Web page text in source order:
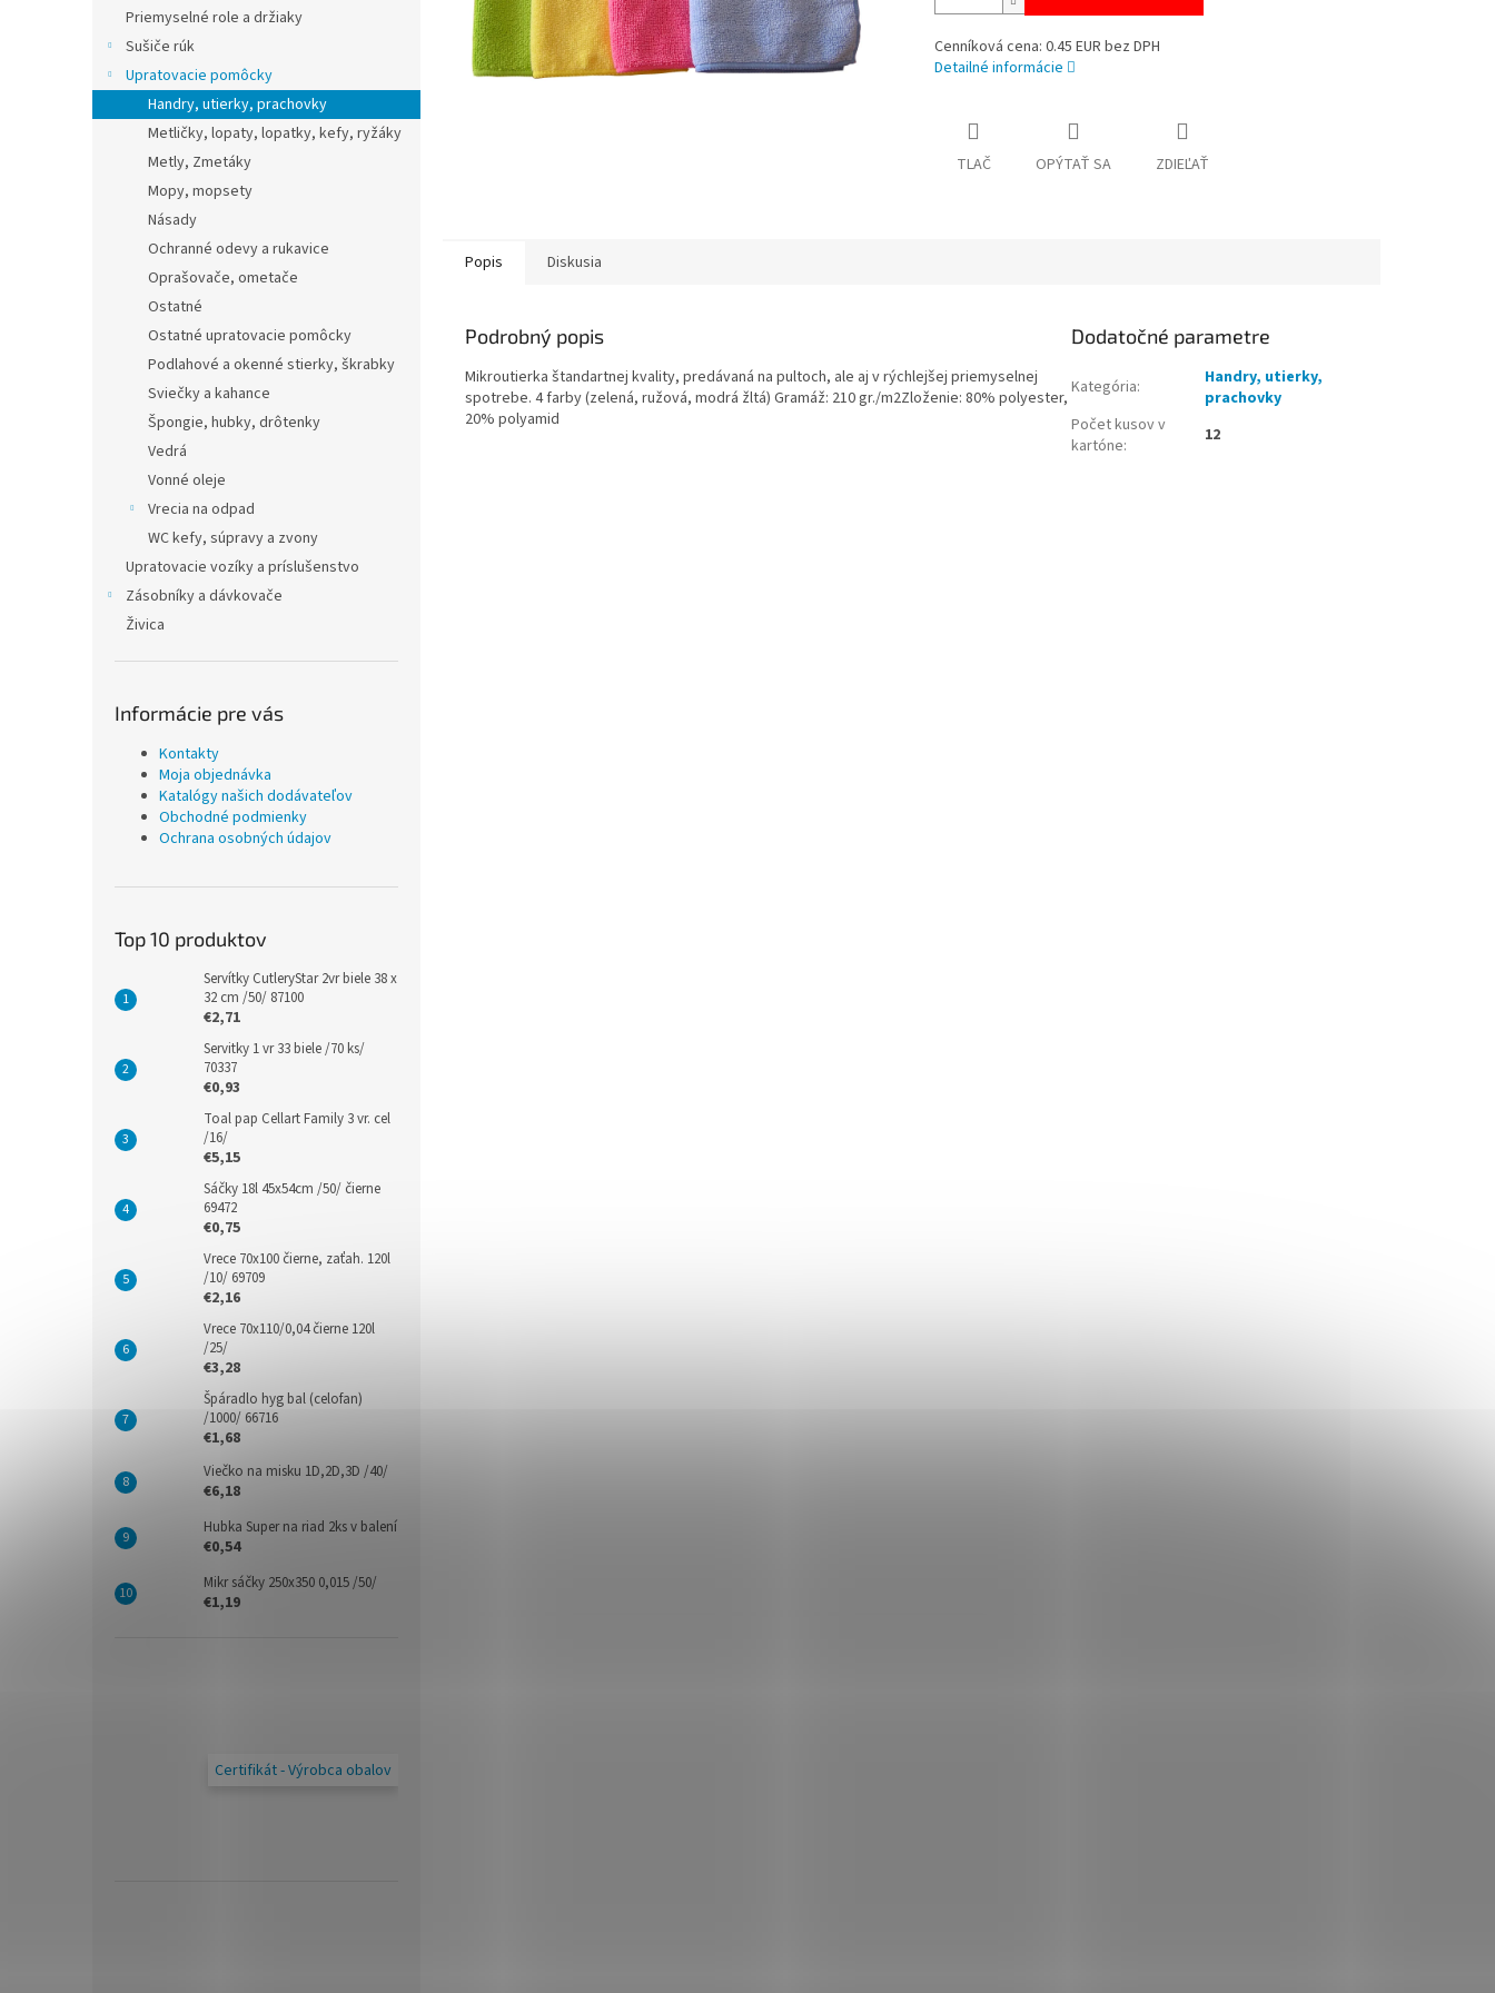
Priemyselné role a držiaky
Sušiče rúk
Upratovacie pomôcky
Handry, utierky, prachovky
Metličky, lopaty, lopatky, kefy, ryžáky
Metly, Zmetáky
Mopy, mopsety
Násady
Ochranné odevy a rukavice
Oprašovače, ometače
Ostatné
Ostatné upratovacie pomôcky
Podlahové a okenné stierky, škrabky
Sviečky a kahance
Špongie, hubky, drôtenky
Vedrá
Vonné oleje
Vrecia na odpad
WC kefy, súpravy a zvony
Upratovacie vozíky a príslušenstvo
Zásobníky a dávkovače
Živica
Informácie pre vás
Kontakty
Moja objednávka
Katalógy našich dodávateľov
Obchodné podmienky
Ochrana osobných údajov
Top 10 produktov
Servítky CutleryStar 2vr biele 38 x
32 cm /50/ 87100
€2,71
Servitky 1 vr 33 biele /70 ks/
70337
€0,93
Toal pap Cellart Family 3 vr. cel
/16/
€5,15
Sáčky 18l 45x54cm /50/ čierne
69472
€0,75
Vrece 70x100 čierne, zaťah. 120l
/10/ 69709
€2,16
Vrece 70x110/0,04 čierne 120l
/25/
€3,28
Špáradlo hyg bal (celofan)
/1000/ 66716
€1,68
Viečko na misku 1D,2D,3D /40/
€6,18
Hubka Super na riad 2ks v balení
€0,54
Mikr sáčky 250x350 0,015 /50/
€1,19
Certifikát - Výrobca obalov
Cenníková cena: 0.45 EUR bez DPH
Detailné informácie
TLAČ OPÝTAŤ SA ZDIEĽAŤ
Popis Diskusia
Podrobný popis
Mikroutierka štandartnej kvality, predávaná na pultoch, ale aj v rýchlejšej priemyselnej
spotrebe. 4 farby (zelená, ružová, modrá žltá) Gramáž: 210 gr./m2​ Zloženie: 80% polyester,
20% polyamid
Dodatočné parametre
Kategória:
Handry, utierky,
prachovky
Počet kusov v
kartóne: 12